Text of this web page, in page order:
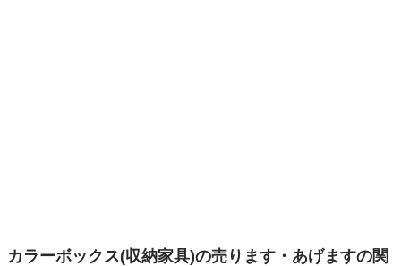
カラーボックス(収納家具)の売ります・あげますの関